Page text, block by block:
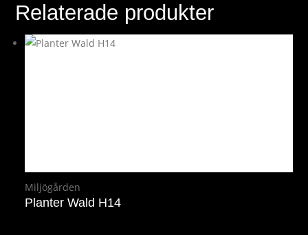
Relaterade produkter
Miljögården
Planter Wald H14